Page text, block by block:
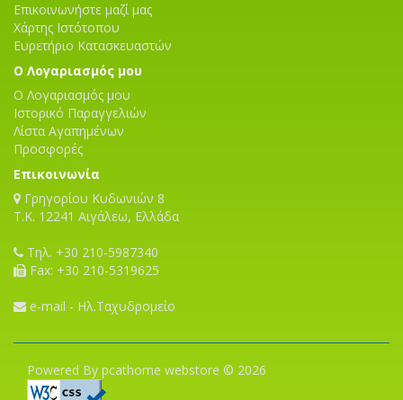
Επικοινωνήστε μαζί μας
Χάρτης Ιστότοπου
Ευρετήριο Κατασκευαστών
Ο Λογαριασμός μου
Ο Λογαριασμός μου
Ιστορικό Παραγγελιών
Λίστα Αγαπημένων
Προσφορές
Επικοινωνία
Γρηγορίου Κυδωνιών 8
T.K. 12241 Αιγάλεω, Ελλάδα
Τηλ. +30 210-5987340
Fax: +30 210-5319625
e-mail - Ηλ.Ταχυδρομείο
Powered By pcathome webstore © 2026